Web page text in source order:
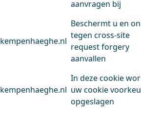
aanvragen bij
kempenhaeghe.nl
Beschermt u en
tegen cross-site
request forgery
aanvallen
kempenhaeghe.nl
In deze cookie
uw cookie
opgeslagen